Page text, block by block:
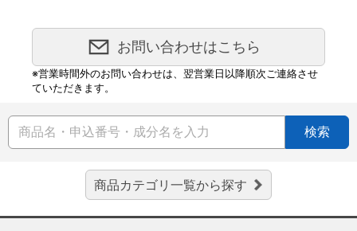
お問い合わせはこちら
※営業時間外のお問い合わせは、翌営業日以降順次ご連絡させ
ていただきます。
検索
商品カテゴリ一覧から探す